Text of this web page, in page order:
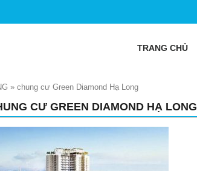
TRANG CHỦ
» chung cư Green Diamond Hạ Long
CƯ GREEN DIAMOND HẠ LONG